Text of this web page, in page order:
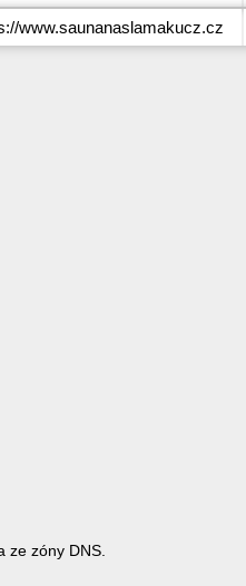
www.saunanaslamakucz.cz
ze zóny DNS.